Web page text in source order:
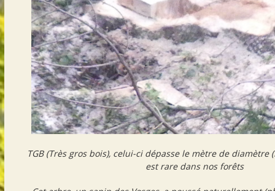
TGB (Très gros bois), celui-ci dépasse le mètre de diamètre
estrare dans nos forêts